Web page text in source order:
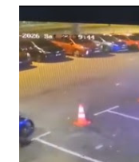
Grab bertindak
berlaku pertikaman
berkenaan kini tular
reaksi orang ramai.
media sosial
meluahkan rasa
serta memuji